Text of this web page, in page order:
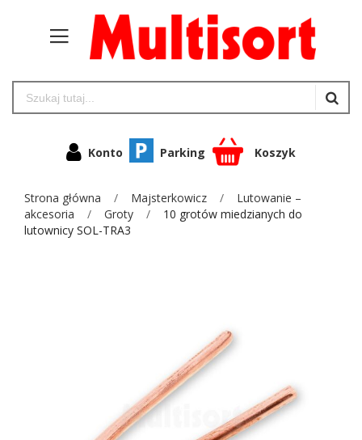
Konto Parking Koszyk
Strona główna Majsterkowicz
Lutowanie –
akcesoria
Groty
10 grotów miedzianych do
lutownicy SOL-TRA3